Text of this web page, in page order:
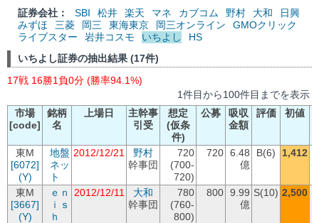
証券会社：
SBI 松井 楽天 マネ カブコム 野村 大和
日興
みずほ
三菱 岡三 東海東京 岡三オンライン
GMOクリック
ライブスター
岩井コスモ いちよし
HS
いちよし証券の抽出結果 (17件)
17戦 16勝1負0分 (勝率94.1%)
1件目から100件目までを表示
市場
[code]
銘柄
名
上場日
主幹事
引受
想定
(仮条
件)
公募
吸収
金額
評価 初値
東M
[6072]
(Y)
地盤
ネッ
ト
2012/12/21
野村
幹事団
720
(700-
720)
720 6.48
億
B(6) 1,412
東M
[3667]
(Y)
ｅｎ
ｉｓ
ｈ
2012/12/11
大和
幹事団
780
(760-
800)
800 9.99
億
S(10) 2,500